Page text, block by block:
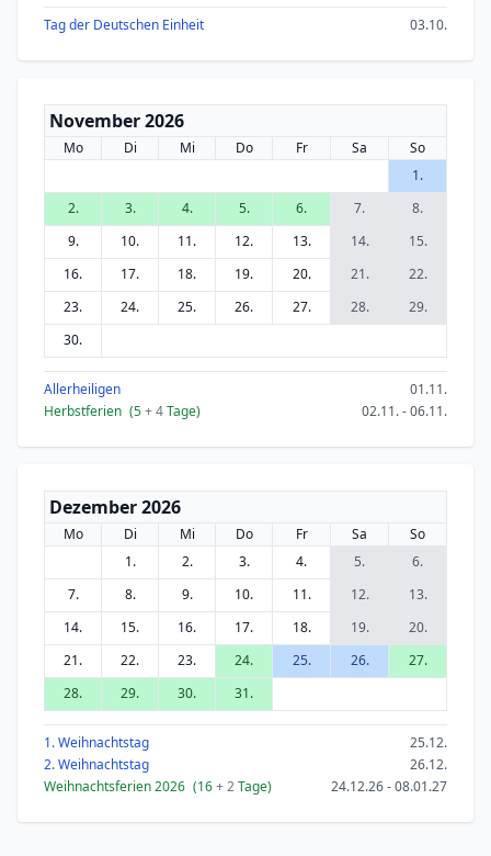
Tag der Deutschen Einheit 03.10.
November 2026
Mo Di Mi Do Fr Sa
So
1.
2.
3. 4. 5. 6. 7.
8.
9.
10. 11. 12. 13. 14.
15.
16.
17. 18. 19. 20. 21.
22.
23.
24. 25. 26. 27. 28.
29.
30.
Allerheiligen
01.11.
Herbstferien (5+ 4Tage) 02.11. - 06.11.
Dezember 2026
Mo Di Mi Do Fr Sa
So
1.
2. 3. 4. 5.
6.
7.
8. 9. 10. 11. 12.
13.
14.
15. 16. 17. 18. 19.
20.
21.
22. 23. 24. 25. 26.
27.
28.
29. 30. 31.
1. Weihnachtstag
25.12.
2. Weihnachtstag
26.12.
Weihnachtsferien 2026 (16+ 2Tage) 24.12.26 - 08.01.27